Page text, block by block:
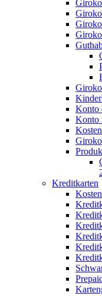
Konto
Konto
Kreditkarten